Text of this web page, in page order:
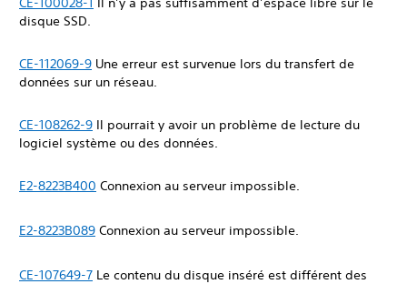
disque SSD.
CE-112069-9 Une erreur est survenue lors du transfert de
données sur un réseau.
CE-108262-9 Il pourrait y avoir un problème de lecture du
logiciel système ou des données.
E2-8223B400 Connexion au serveur impossible.
E2-8223B089 Connexion au serveur impossible.
CE-107649-7 Le contenu du disque inséré est différent des